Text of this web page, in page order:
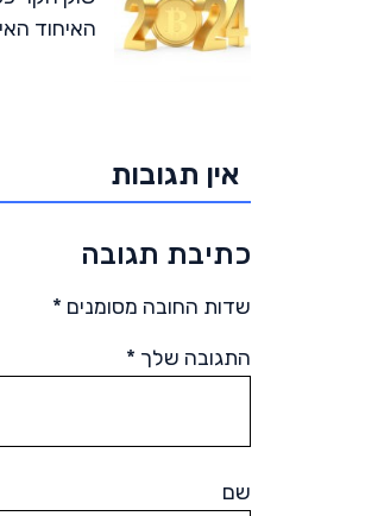
האיחוד
אין תגובות
כתיבת תגובה
שדות החובה מסומנים *
התגובה שלך *
שם